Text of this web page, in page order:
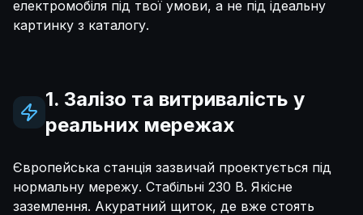
електромобіля під твої умови, а не під ідеальну
картинку з каталогу.
1. Залізо та витривалість у
реальних мережах
Європейська станція зазвичай проектується під
нормальну мережу. Стабільні 230 В. Якісне
заземлення. Акуратний щиток, де вже стоять